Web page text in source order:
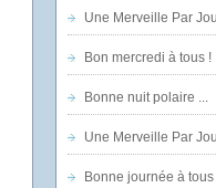
Une Merveille Par
Bon mercredi à tous !
Bonne nuit polaire ...
Une Merveille Par
Bonne journée à tous